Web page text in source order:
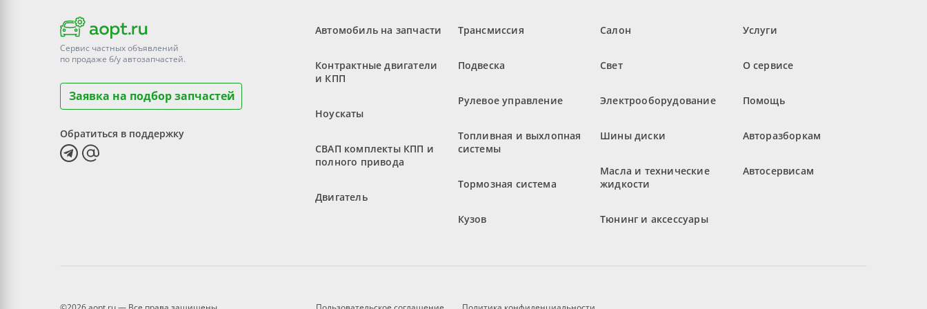
Сервис частных объявлений
по продаже б/уавтозапчастей.
Заявка на подбор запчастей
Обратиться в поддержку
Автомобиль на запчасти
Контрактные двигатели
и КПП
Ноускаты
СВАП комплекты КПП и
полного привода
Двигатель
Трансмиссия
Подвеска
Рулевое управление
Топливная и выхлопная
системы
Тормозная система
Кузов
Салон
Свет
Электрооборудование
Шины диски
Масла и технические
жидкости
Тюнинг и аксессуары
Услуги
О сервисе
Помощь
Авторазборкам
Автосервисам